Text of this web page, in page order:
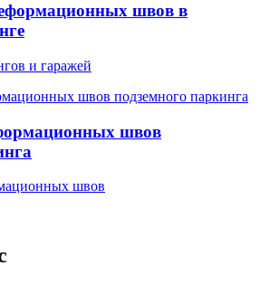
швов в
и гаражей
швов
швов